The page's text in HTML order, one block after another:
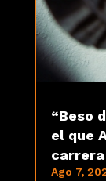
“Beso
el que
carrera
Ago 7,